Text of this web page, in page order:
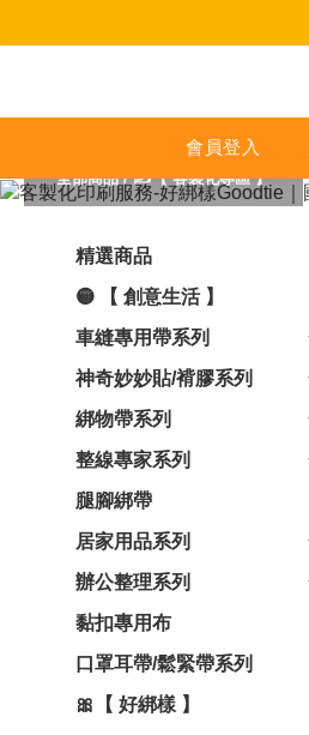
會員登入
全部商品/✍【 客製化專區 】
精選商品
🟡 【 創意生活 】
車縫專用帶系列
神奇妙妙貼/褙膠系列
綁物帶系列
整線專家系列
腿腳綁帶
居家用品系列
辦公整理系列
黏扣專用布
口罩耳帶/鬆緊帶系列
🎀【 好綁樣 】